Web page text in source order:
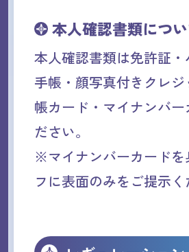
本人確認書類につ
本人確認書類は免許証
手帳・顔写真付きクレ
帳カード・マイナンバ
ださい。
※マイナンバーカード
フに表面のみをご提示く